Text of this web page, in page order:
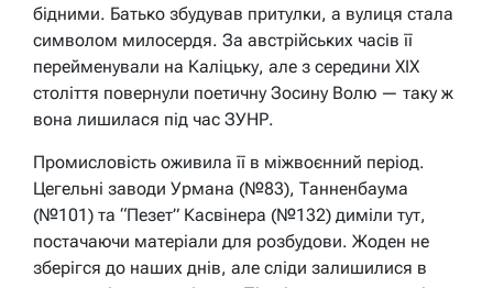
бідними. Батько збудував притулки, а вулиця стала
символом милосердя. За австрійських часів її
перейменували на Каліцьку, але з середини XIX
століття повернули поетичну Зосину Волю — таку ж
вона лишилася під час ЗУНР.
Промисловість оживила її в міжвоєнний період.
Цегельні заводи Урмана (№83), Танненбаума
(№101) та “Пезет” Касвінера (№132) диміли тут,
постачаючи матеріали для розбудови. Жоден не
зберігся до наших днів, але сліди залишилися в